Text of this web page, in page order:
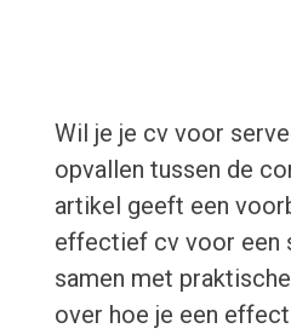
Wil je je cv voor
opvallen tussen de
artikel geeft een
effectief cv voor een
samen met
over hoe je een